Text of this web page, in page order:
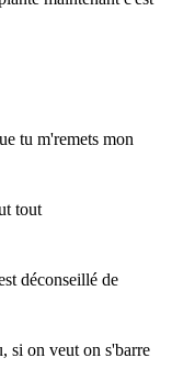
tu m'remets mon
tout
déconseillé de
si on veut on s'barre